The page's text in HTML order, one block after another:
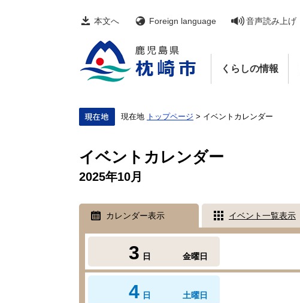
本文へ Foreign language 音声読み上げ
くらしの情報
現在地 トップページ > イベントカレンダー
イベントカレンダー
2025年10月
カレンダー表示 イベント一覧表示
3 日 金曜日
4 日 土曜日